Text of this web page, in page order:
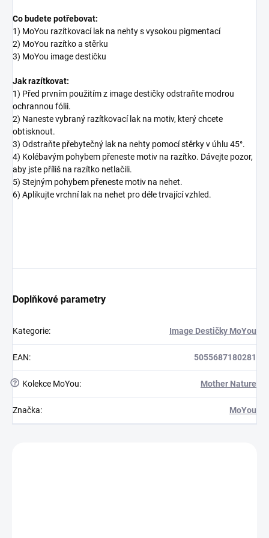
Co budete potřebovat:
1) MoYou razítkovací lak na nehty s vysokou pigmentací
2) MoYou razítko a stěrku
3) MoYou image destičku
Jak razítkovat:
1) Před prvním použitím z image destičky odstraňte modrou
ochrannou fólii.
2) Naneste vybraný razítkovací lak na motiv, který chcete
obtisknout.
3) Odstraňte přebytečný lak na nehty pomocí stěrky v úhlu 45°.
4) Kolébavým pohybem přeneste motiv na razítko. Dávejte pozor,
aby jste příliš na razítko netlačili.
5) Stejným pohybem přeneste motiv na nehet.
6) Aplikujte vrchní lak na nehet pro déle trvající vzhled.
Doplňkové parametry
Kategorie: Image Destičky MoYou
EAN: 5055687180281
? Kolekce MoYou: Mother Nature
Značka: MoYou